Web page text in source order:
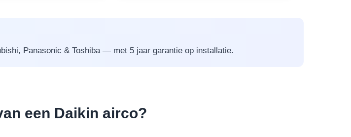
Panasonic & Toshiba — met 5 jaar garantie op installatie.
een Daikin airco?